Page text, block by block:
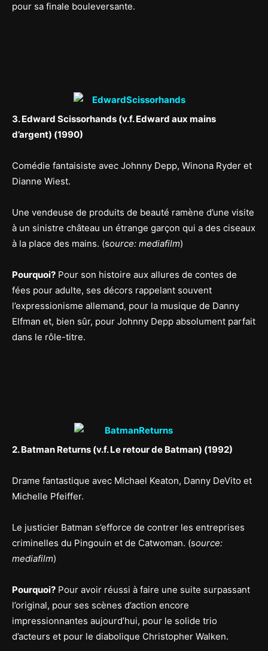
pour sa finale bouleversante.
3. Edward Scissorhands (v.f. Edward aux mains
d’argent) (1990)
Comédie fantaisiste avec Johnny Depp, Winona Ryder et
Dianne Wiest.
Une vendeuse de produits de beauté ramène d’une visite
à un sinistre château un étrange garçon qui a des ciseaux
à la place des mains. (source: mediafilm)
Pourquoi? Pour son histoire aux allures de contes de
fées pour adulte, ses décors rappelant souvent
l’expressionisme allemand, pour la musique de Danny
Elfman et, bien sûr, pour Johnny Depp absolument parfait
dans le rôle-titre.
2. Batman Returns (v.f. Le retour de Batman) (1992)
Drame fantastique avec Michael Keaton, Danny DeVito et
Michelle Pfeiffer.
Le justicier Batman s’efforce de contrer les entreprises
criminelles du Pingouin et de Catwoman. (source:
mediafilm)
Pourquoi? Pour avoir réussi à faire une suite surpassant
l’original, pour ses scènes d’action encore
impressionnantes aujourd’hui, pour le solide trio
d’acteurs et pour le diabolique Christopher Walken.